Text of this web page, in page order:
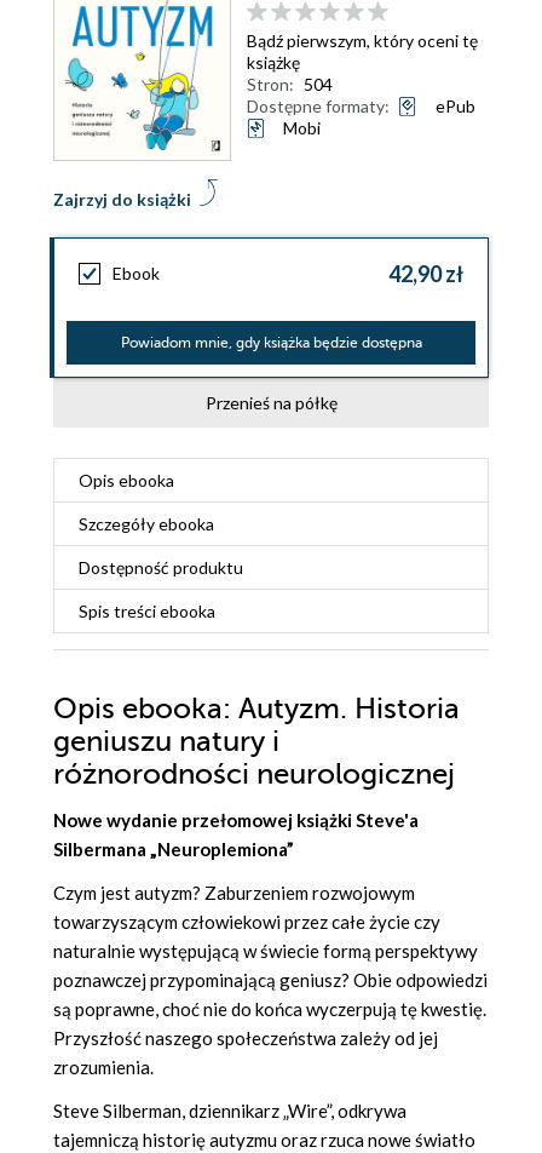
Zajrzyj do książki
Bądź pierwszym, który oceni tę
książkę
Stron: 504
Dostępne formaty:
ePub
Mobi
Ebook 42,90 zł
Powiadom mnie, gdy książka będzie dostępna
Przenieś na półkę
Opis ebooka
Szczegółyebooka
Dostępność produktu
Spis treściebooka
Opis ebooka: Autyzm. Historia
geniuszu natury i
różnorodności neurologicznej
Nowe wydanie przełomowej książki Steve'a
Silbermana „Neuroplemiona”
Czym jest autyzm? Zaburzeniem rozwojowym
towarzyszącym człowiekowi przez całe życie czy
naturalnie występującą w świecie formą perspektywy
poznawczej przypominającą geniusz? Obie odpowiedzi
są poprawne, choć nie do końca wyczerpują tę kwestię.
Przyszłość naszego społeczeństwa zależy od jej
zrozumienia.
Steve Silberman, dziennikarz „Wire”, odkrywa
tajemniczą historię autyzmu oraz rzuca nowe światło